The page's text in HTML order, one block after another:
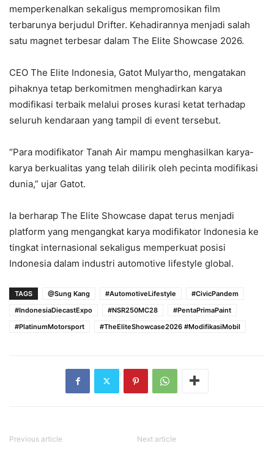
memperkenalkan sekaligus mempromosikan film
terbarunya berjudul Drifter. Kehadirannya menjadi salah
satu magnet terbesar dalam The Elite Showcase 2026.
CEO The Elite Indonesia, Gatot Mulyartho, mengatakan
pihaknya tetap berkomitmen menghadirkan karya
modifikasi terbaik melalui proses kurasi ketat terhadap
seluruh kendaraan yang tampil di event tersebut.
“Para modifikator Tanah Air mampu menghasilkan karya-
karya berkualitas yang telah dilirik oleh pecinta modifikasi
dunia,” ujar Gatot.
Ia berharap The Elite Showcase dapat terus menjadi
platform yang mengangkat karya modifikator Indonesia ke
tingkat internasional sekaligus memperkuat posisi
Indonesia dalam industri automotive lifestyle global.
TAGS @Sung Kang #AutomotiveLifestyle
#CivicPandem
#IndonesiaDiecastExpo
#NSR250MC28
#PentaPrimaPaint
#PlatinumMotorsport
#TheEliteShowcase2026 #ModifikasiMobil
Previous article Next article